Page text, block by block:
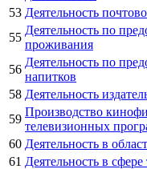
53 Деятельность
55
Деятельность по
проживания
56
Деятельность по
напитков
58 Деятельность
59
Производство
телевизионных
60 Деятельность в
61 Деятельность в